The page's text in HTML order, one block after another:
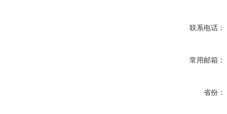
联系电话：
常用邮箱：
省份：